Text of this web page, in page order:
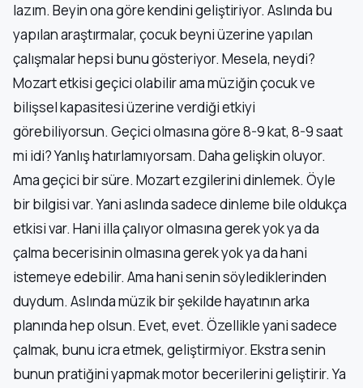
lazım. Beyin ona göre kendini geliştiriyor. Aslında bu
yapılan araştırmalar, çocuk beyni üzerine yapılan
çalışmalar hepsi bunu gösteriyor. Mesela, neydi?
Mozart etkisi geçici olabilir ama müziğin çocuk ve
bilişsel kapasitesi üzerine verdiği etkiyi
görebiliyorsun. Geçici olmasına göre 8-9 kat, 8-9 saat
mi idi? Yanlış hatırlamıyorsam. Daha gelişkin oluyor.
Ama geçici bir süre. Mozart ezgilerini dinlemek. Öyle
bir bilgisi var. Yani aslında sadece dinleme bile oldukça
etkisi var. Hani illa çalıyor olmasına gerek yok ya da
çalma becerisinin olmasına gerek yok ya da hani
istemeye edebilir. Ama hani senin söylediklerinden
duydum. Aslında müzik bir şekilde hayatının arka
planında hep olsun. Evet, evet. Özellikle yani sadece
çalmak, bunu icra etmek, geliştirmiyor. Ekstra senin
bunun pratiğini yapmak motor becerilerini geliştirir. Ya